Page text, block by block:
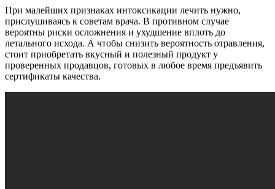
При малейших признаках интоксикации лечить нужно,
прислушиваясь к советам врача. В противном случае
вероятны риски осложнения и ухудшение вплоть до
летального исхода. А чтобы снизить вероятность отравления,
стоит приобретать вкусный и полезный продукт у
проверенных продавцов, готовых в любое время предъявить
сертификаты качества.